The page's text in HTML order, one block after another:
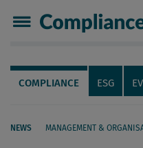
Compliance
Servicenavigation
Navigation
COMPLIANCE ESG
NEWS MANAGEMENT &